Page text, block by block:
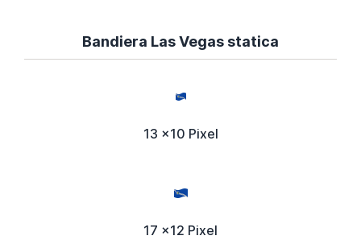
Bandiera Las Vegas statica
13 x10 Pixel
17 x12 Pixel